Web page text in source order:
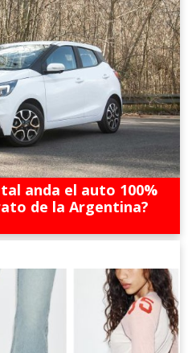
tal anda el auto 100%
de la Argentina?